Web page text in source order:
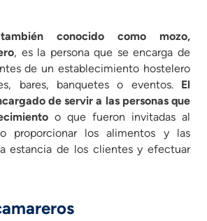
también conocido como mozo,
, es la persona que se encarga de
de un establecimiento hostelero
bares, banquetes o eventos. El
de servir a las personas que
o que fueron invitadas al
proporcionar los alimentos y las
estancia de los clientes y efectuar